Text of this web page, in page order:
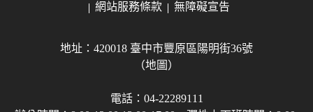
網站服務條款
無障礙宣告
地址：420018 臺中市豐原區陽明街36號
（地圖）
電話：04-22289111